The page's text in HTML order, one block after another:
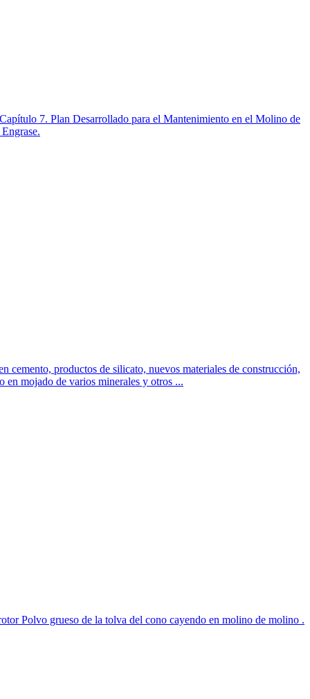
7. Plan Desarrollado para el Mantenimiento en el Molino de
cemento, productos de silicato, nuevos materiales de construcción,
en mojado de varios minerales y otros ...
Polvo grueso de la tolva del cono cayendo en molino de molino .